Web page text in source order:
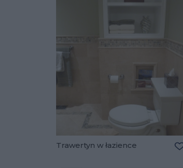
Trawertyn w łazience